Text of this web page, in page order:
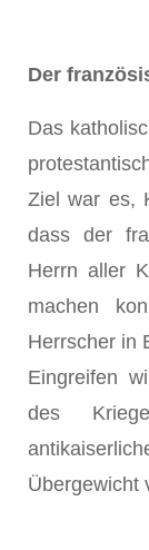
Der
Das
Ziel war es,
dass der
Herrn aller
machen
Herrscher in
Eingreifen
des
Übergewicht